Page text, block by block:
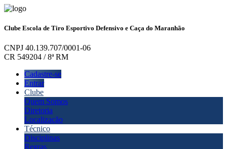
Clube Escola de Tiro Esportivo Defensivo e Caça do Maranhão
CNPJ 40.139.707/0001-06
CR 549204 / 8ª RM
Cadastre-se
Entrar
Clube
Quem Somos
Diretoria
Localização
Técnico
Disciplinas
Regras